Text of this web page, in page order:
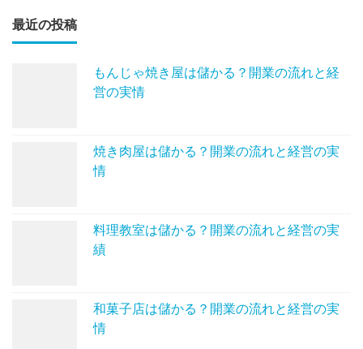
最近の投稿
もんじゃ焼き屋は儲かる？開業の流れと経
営の実情
焼き肉屋は儲かる？開業の流れと経営の実
情
料理教室は儲かる？開業の流れと経営の実
績
和菓子店は儲かる？開業の流れと経営の実
情